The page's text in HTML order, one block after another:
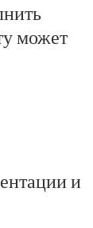
может
и